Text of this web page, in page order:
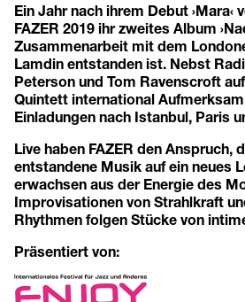
Ein Jahr nach ihrem Debut ›Mara‹
FAZER 2019 ihr zweites Album
Zusammenarbeit mit dem
Lamdin entstanden ist. Nebst
Peterson und Tom Ravenscroft
Quintett international
Einladungen nach Istanbul, Paris
Live haben FAZER den Anspruch,
entstandene Musik auf ein neues
erwachsen aus der Energie des
Improvisationen von Strahlkraft
Rhythmen folgen Stücke von
Präsentiert von: